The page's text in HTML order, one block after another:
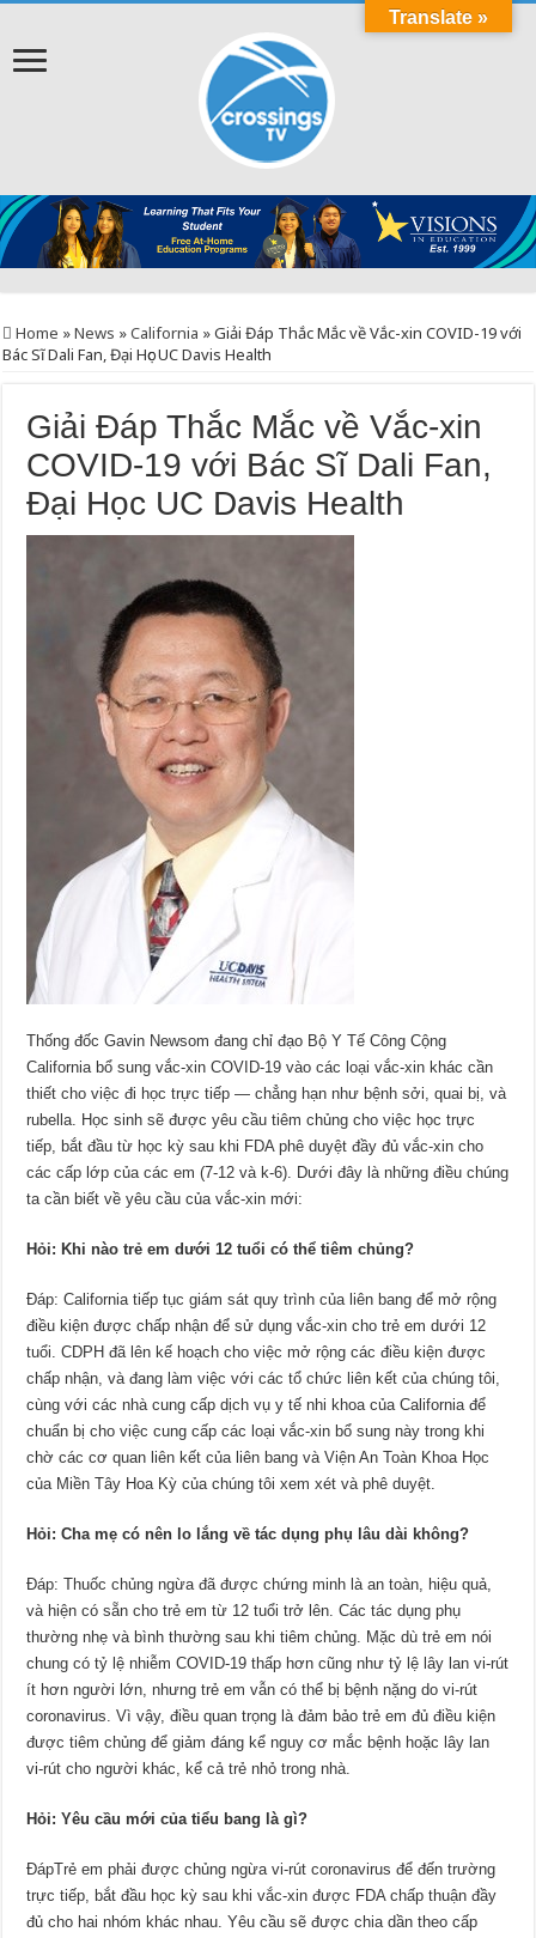
Home »News »California »Giải Đáp Thắc Mắc về Vắc-xin COVID-19 với
Bác Sĩ Dali Fan, Đại Học UC Davis Health
Giải Đáp Thắc Mắc về Vắc-xin
COVID-19 với Bác Sĩ Dali Fan,
Đại Học UC Davis Health
Thống đốc Gavin Newsom đang chỉ đạo Bộ Y Tế Công Cộng
California bổ sung vắc-xin COVID-19 vào các loại vắc-xin khác cần
thiết cho việc đi học trực tiếp — chẳng hạn như bệnh sởi, quai bị, và
rubella. Học sinh sẽ được yêu cầu tiêm chủng cho việc học trực
tiếp, bắt đầu từ học kỳ sau khi FDA phê duyệt đầy đủ vắc-xin cho
các cấp lớp của các em (7-12 và k-6). Dưới đây là những điều chúng
ta cần biết về yêu cầu của vắc-xin mới:
Hỏi: Khi nào trẻ em dưới 12 tuổi có thể tiêm chủng?
Đáp: California tiếp tục giám sát quy trình của liên bang để mở rộng
điều kiện được chấp nhận để sử dụng vắc-xin cho trẻ em dưới 12
tuổi. CDPH đã lên kế hoạch cho việc mở rộng các điều kiện được
chấp nhận, và đang làm việc với các tổ chức liên kết của chúng tôi,
cùng với các nhà cung cấp dịch vụ y tế nhi khoa của California để
chuẩn bị cho việc cung cấp các loại vắc-xin bổ sung này trong khi
chờ các cơ quan liên kết của liên bang và Viện An Toàn Khoa Học
của Miền Tây Hoa Kỳ của chúng tôi xem xét và phê duyệt.
Hỏi: Cha mẹ có nên lo lắng về tác dụng phụ lâu dài không?
Đáp: Thuốc chủng ngừa đã được chứng minh là an toàn, hiệu quả,
và hiện có sẵn cho trẻ em từ 12 tuổi trở lên. Các tác dụng phụ
thường nhẹ và bình thường sau khi tiêm chủng. Mặc dù trẻ em nói
chung có tỷ lệ nhiễm COVID-19 thấp hơn cũng như tỷ lệ lây lan vi-rút
ít hơn người lớn, nhưng trẻ em vẫn có thể bị bệnh nặng do vi-rút
coronavirus. Vì vậy, điều quan trọng là đảm bảo trẻ em đủ điều kiện
được tiêm chủng để giảm đáng kể nguy cơ mắc bệnh hoặc lây lan
vi-rút cho người khác, kể cả trẻ nhỏ trong nhà.
Hỏi: Yêu cầu mới của tiểu bang là gì?
ĐápTrẻ em phải được chủng ngừa vi-rút coronavirus để đến trường
trực tiếp, bắt đầu học kỳ sau khi vắc-xin được FDA chấp thuận đầy
đủ cho hai nhóm khác nhau. Yêu cầu sẽ được chia dần theo cấp
Translate »